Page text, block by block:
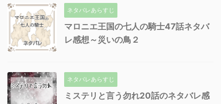
ネタバレあらすじ
マロニエ王国の七人の騎士47話ネタバ
レ感想～災いの鳥２
ネタバレあらすじ
ミステリと言う勿れ20話のネタバレ感